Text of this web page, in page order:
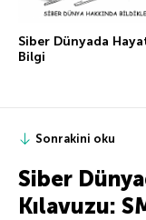
Siber Dünyada
Bilgi
Sonrakini oku
Siber
Kılavuzu: